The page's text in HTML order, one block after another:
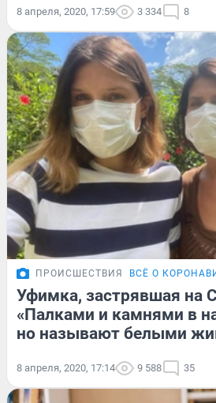
8 апреля, 2020, 17:59 3 334 8
ПРОИСШЕСТВИЯ ВСЁ О
Уфимка, застрявшая на
«Палками и камнями в
но называют белыми
8 апреля, 2020, 17:14 9 588 35